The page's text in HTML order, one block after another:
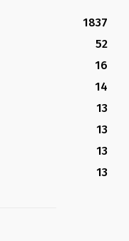
1837
52
16
14
13
13
13
13